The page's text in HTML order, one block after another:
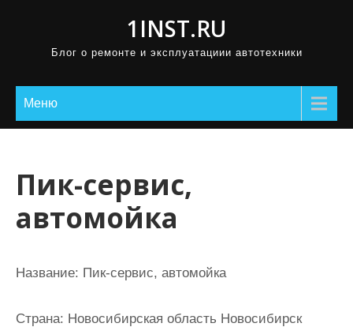
1INST.RU
Блог о ремонте и эксплуатациии автотехники
Меню
Пик-сервис,
автомойка
Название: Пик-сервис, автомойка
Страна: Новосибирская область Новосибирск